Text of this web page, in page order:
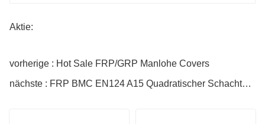
Aktie:
vorherige : Hot Sale FRP/GRP Manlohe Covers
nächste : FRP BMC EN124 A15 Quadratischer Schachtdeckel